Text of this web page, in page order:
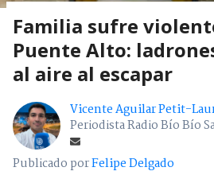
Familia sufre
Puente Alto:
al aire al escapar
Vicente Aguilar Petit-
Periodista Radio Bío Bío
Publicado porFelipe Delgado